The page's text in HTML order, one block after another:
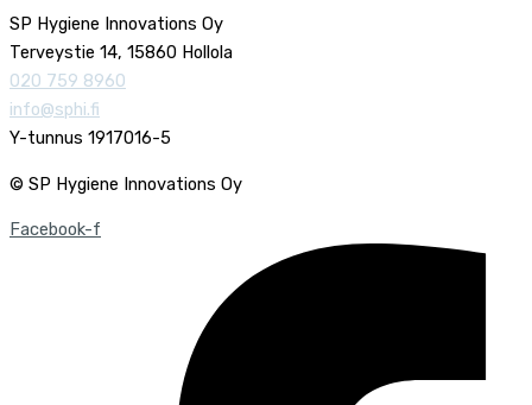
SP Hygiene Innovations Oy
Terveystie 14, 15860 Hollola
020 759 8960
info@sphi.fi
Y-tunnus 1917016-5
© SP Hygiene Innovations Oy
Facebook-f